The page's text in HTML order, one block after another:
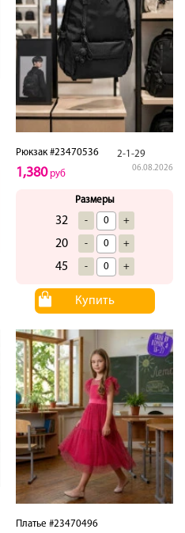
Рюкзак #23470536 2-1-29
06.08.2026
1,380руб
Размеры
32 - +
20 - +
45 - +
Купить
Платье #23470496